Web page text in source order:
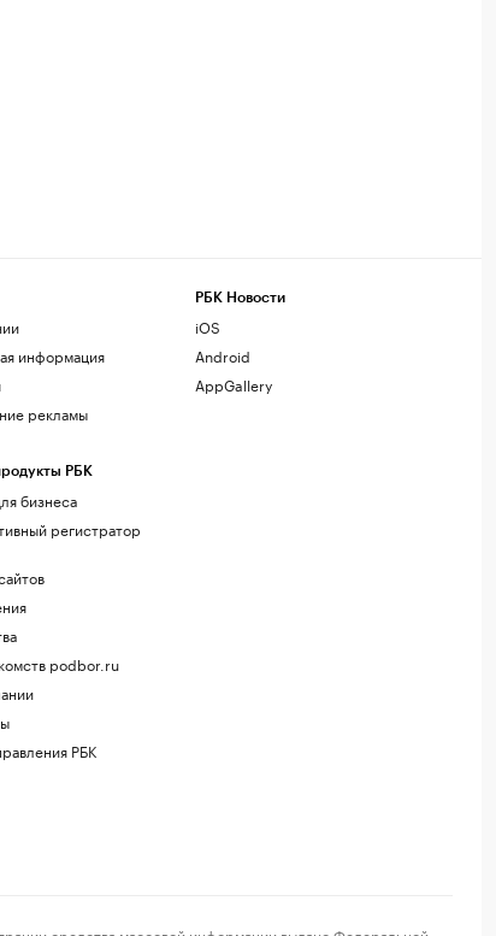
информация
рекламы
РБК
бизнеса
регистратор
podbor.ru
РБК
РБК Новости
iOS
Android
AppGallery